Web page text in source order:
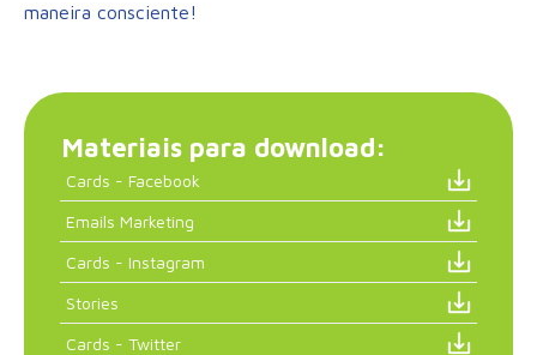
maneira consciente!
Materiais para download:
Cards - Facebook
Emails Marketing
Cards - Instagram
Stories
Cards - Twitter